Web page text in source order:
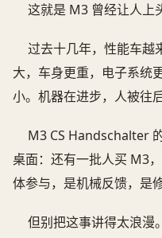
这就是 M3 曾经让人上
过去十几年，性能车越
大，车身更重，电子系统
小。机器在进步，人被往后
M3 CS Handschalter
桌面：还有一批人买 M3
体参与，是机械反馈，是
但别把这事讲得太浪漫。